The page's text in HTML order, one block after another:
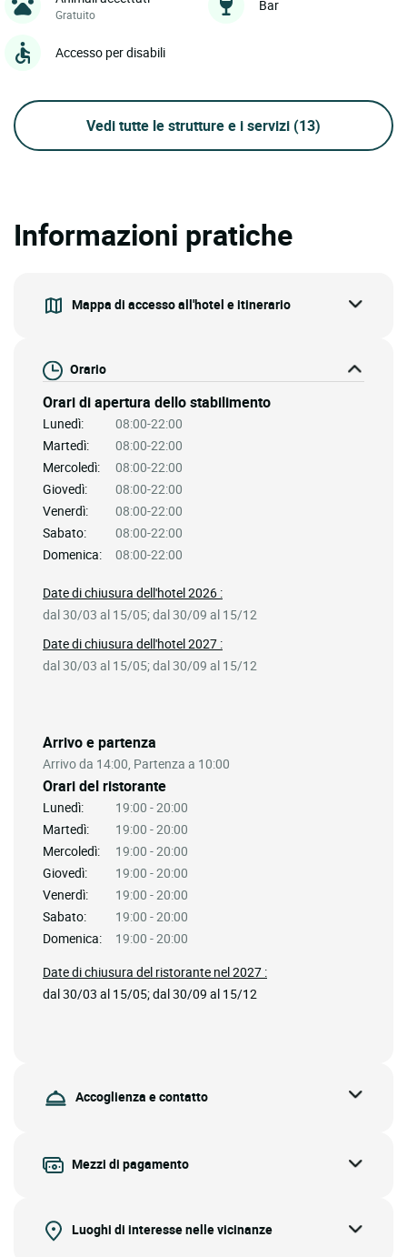
Gratuito
Bar
Accesso per disabili
Vedi tutte le strutture e i servizi (13)
Informazioni pratiche
Mappa di accesso all'hotel e itinerario
Orario
Orari di apertura dello stabilimento
Lunedì:
08:00-22:00
Martedì:
08:00-22:00
Mercoledì:
08:00-22:00
Giovedì:
08:00-22:00
Venerdì:
08:00-22:00
Sabato:
08:00-22:00
Domenica:
08:00-22:00
Arrivo e partenza
Arrivo da 14:00, Partenza a 10:00
Orari del ristorante
Lunedì:
19:00 - 20:00
Martedì:
19:00 - 20:00
Mercoledì:
19:00 - 20:00
Giovedì:
19:00 - 20:00
Venerdì:
19:00 - 20:00
Sabato:
19:00 - 20:00
Domenica:
19:00 - 20:00
Date di chiusura del ristorante nel 2027 :
dal 30/03 al 15/05; dal 30/09 al 15/12
Date di chiusura dell'hotel 2026 :
dal 30/03 al 15/05; dal 30/09 al 15/12
Date di chiusura dell'hotel 2027 :
dal 30/03 al 15/05; dal 30/09 al 15/12
Accoglienza e contatto
Mezzi di pagamento
Luoghi di interesse nelle vicinanze